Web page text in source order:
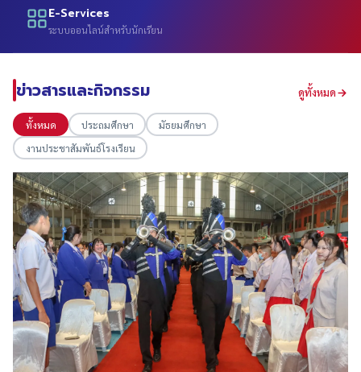
E-Services
ระบบออนไลน์สำหรับนักเรียน
ข่าวสารและกิจกรรม ดูทั้งหมด
ทั้งหมด ประถมศึกษา
มัธยมศึกษา
งานประชาสัมพันธ์โรงเรียน